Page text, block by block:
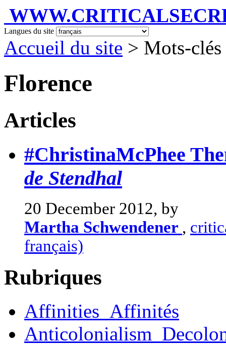
Langues du site
Accueil du site > Mots-
Florence
Articles
#ChristinaMcPhee
de Stendhal
20 December 2012, by
Martha Schwendener ,
français)
Rubriques
Affinities_Affinités